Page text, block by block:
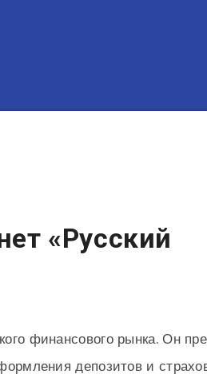
«Русский
финансового рынка. Он
депозитов и